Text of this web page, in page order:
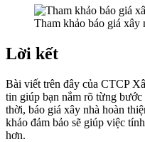
Tham khảo báo giá xây
Lời kết
Bài viết trên đây của CTCP
tin giúp bạn nắm rõ từng
thời, báo giá xây nhà hoàn
khảo đảm bảo sẽ giúp việc
hơn.